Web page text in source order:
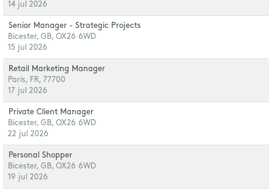
14 jul 2026
Senior Manager - Strategic Projects
Bicester, GB, OX26 6WD
15 jul 2026
Retail Marketing Manager
Paris, FR, 77700
17 jul 2026
Private Client Manager
Bicester, GB, OX26 6WD
22 jul 2026
Personal Shopper
Bicester, GB, OX26 6WD
19 jul 2026